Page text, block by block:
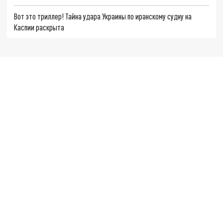
Вот это триллер! Тайна удара Украины по иранскому судну на
Каспии раскрыта